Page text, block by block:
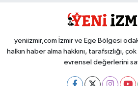
yeniizmir,com İzmir ve Ege Bölgesi
halkın haber alma hakkını, tarafsızlığı,
evrensel değerlerini